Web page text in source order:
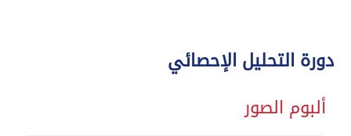
دورة التحليل الإحصائي
ألبوم الصور